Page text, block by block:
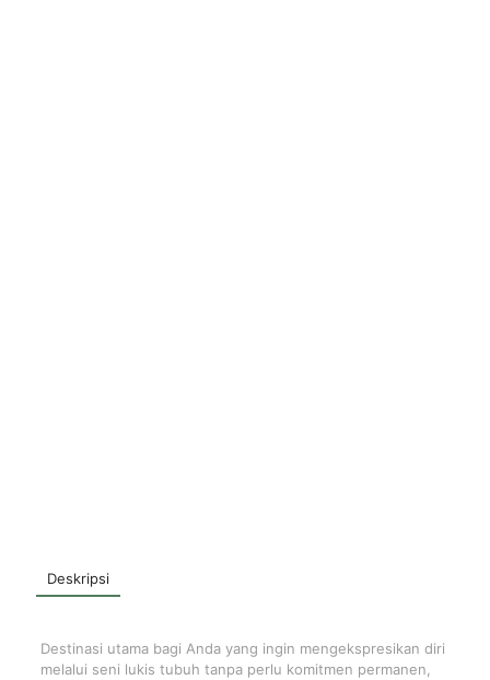
Deskripsi
Destinasi utama bagi Anda yang ingin mengekspresikan diri
melalui seni lukis tubuh tanpa perlu komitmen permanen,